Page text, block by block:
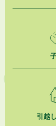
「水道カルテ」
企業版ふるさ
【参加者募集
2026年8月1日
「かけがわ手話
引越